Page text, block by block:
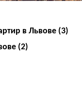
в Львове (3)
(2)